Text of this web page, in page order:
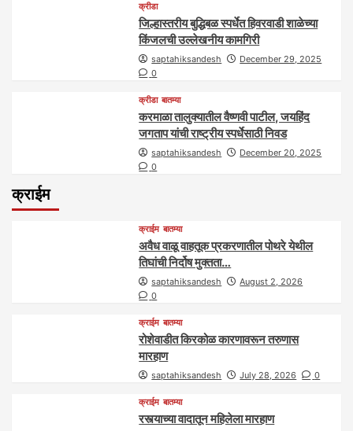
क्रीडा
जिल्हास्तरीय बुद्धिबळ स्पर्धेत हिवरवाडी शाळेच्या
किंजलची उल्लेखनीय कामगिरी
saptahiksandesh
December 29, 2025
0
क्रीडा बातम्या
करमाळा तालुक्यातील वैष्णवी पाटील, जयहिंद
जगताप यांची राष्ट्रीय स्पर्धेसाठी निवड
saptahiksandesh
December 20, 2025
0
क्राईम
क्राईम बातम्या
अवैध वाळू वाहतूक प्रकरणातील पोथरे येथील
तिघांची निर्दोष मुक्तता…
saptahiksandesh
August 2, 2026
0
क्राईम बातम्या
रोशेवाडीत किरकोळ कारणावरून तरुणास
मारहाण
saptahiksandesh July 28, 2026 0
क्राईम बातम्या
रस्त्याच्या वादातून महिलेला मारहाण